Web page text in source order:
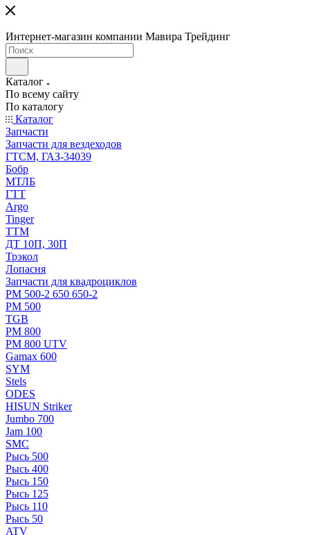
Интернет-магазин компании Мавира Трейдинг
Каталог
По всему сайту
По каталогу
Каталог
Запчасти
Запчасти для вездеходов
ГТСМ, ГАЗ-34039
Бобр
МТЛБ
ГТТ
Argo
Tinger
ТТМ
ДТ 10П, 30П
Трэкол
Лопасня
Запчасти для квадроциклов
РМ 500-2 650 650-2
РМ 500
TGB
РМ 800
РМ 800 UTV
Gamax 600
SYM
Stels
ОDЕS
HISUN Striker
Jumbo 700
Jam 100
SMC
Рысь 500
Рысь 400
Рысь 150
Рысь 125
Рысь 110
Рысь 50
ATV